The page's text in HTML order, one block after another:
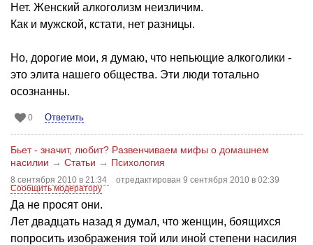
Нет. Женский алкоголизм неизличим.
Как и мужской, кстати, нет разницы.
Но, дорогие мои, я думаю, что непьющие алкоголики -
это элита нашего общества. Эти люди тотально
осознанны.
0 Ответить
Бьет - значит, любит? Развенчиваем мифы о домашнем
насилии → Статьи → Психология
8 сентября 2010 в 21:34
отредактирован 9 сентября 2010 в 02:39
Сообщить модератору
Да не просят они.
Лет двадцать назад я думал, что женщин, боящихся
попросить изображения той или иной степени насилия